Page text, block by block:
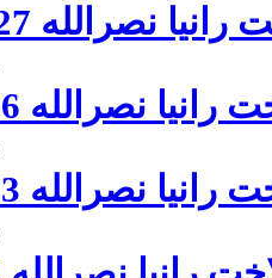
27 فبراير 2024
16 ابريل 2024
23 ابريل 2024